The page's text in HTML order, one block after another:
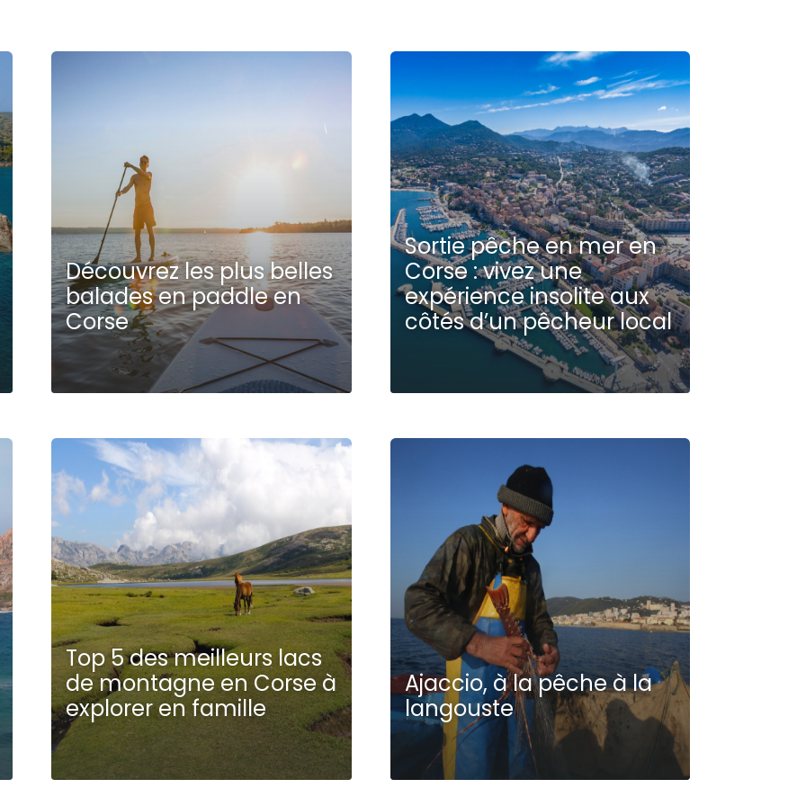
Découvrez les plus belles
balades en paddle en
Corse
Sortie pêche en mer en
Corse : vivez une
expérience insolite aux
côtés d’un pêcheur local
Top 5 des meilleurs lacs
de montagne en Corse à
explorer en famille
Ajaccio, à la pêche à la
langouste